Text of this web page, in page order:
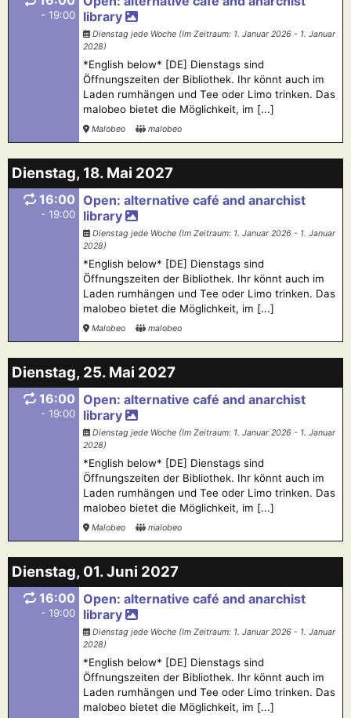
- 19:00
library
Dienstag jede Woche (Im Zeitraum: 1. Januar 2026 - 1. Januar
2028)
*English below* [DE] Dienstags sind
Öffnungszeiten der Bibliothek. Ihr könnt auch im
Laden rumhängen und Tee oder Limo trinken. Das
malobeo bietet die Möglichkeit, im [...]
Malobeo malobeo
Dienstag, 18. Mai 2027
16:00
- 19:00
Open: alternative café and anarchist
library
Dienstag jede Woche (Im Zeitraum: 1. Januar 2026 - 1. Januar
2028)
*English below* [DE] Dienstags sind
Öffnungszeiten der Bibliothek. Ihr könnt auch im
Laden rumhängen und Tee oder Limo trinken. Das
malobeo bietet die Möglichkeit, im [...]
Malobeo malobeo
Dienstag, 25. Mai 2027
16:00
- 19:00
Open: alternative café and anarchist
library
Dienstag jede Woche (Im Zeitraum: 1. Januar 2026 - 1. Januar
2028)
*English below* [DE] Dienstags sind
Öffnungszeiten der Bibliothek. Ihr könnt auch im
Laden rumhängen und Tee oder Limo trinken. Das
malobeo bietet die Möglichkeit, im [...]
Malobeo malobeo
Dienstag, 01. Juni 2027
16:00
- 19:00
Open: alternative café and anarchist
library
Dienstag jede Woche (Im Zeitraum: 1. Januar 2026 - 1. Januar
2028)
*English below* [DE] Dienstags sind
Öffnungszeiten der Bibliothek. Ihr könnt auch im
Laden rumhängen und Tee oder Limo trinken. Das
malobeo bietet die Möglichkeit, im [...]